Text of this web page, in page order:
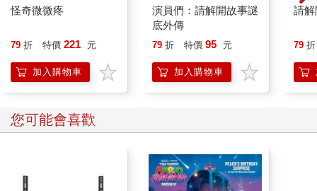
怪奇微微疼
79 折 特價 221 元
加入購物車
演員們：請解開故事謎
底外傳
79 折 特價 95 元
加入購物車
請解
79 折
您可能會喜歡